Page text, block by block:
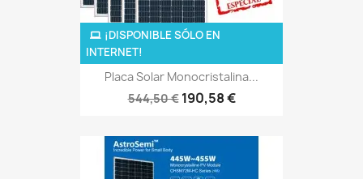
Placa Solar Monocristalina...
544,50 € 190,58 €
¡DISPONIBLE SÓLO EN
INTERNET!